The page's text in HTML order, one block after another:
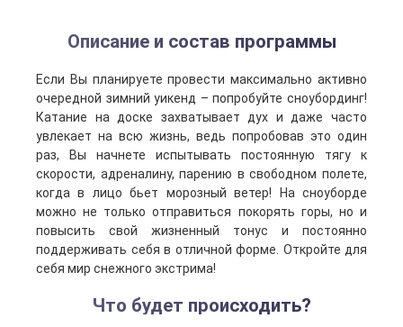
Описание и состав программы
Если Вы планируете провести максимально активно
очередной зимний уикенд – попробуйте сноубординг!
Катание на доске захватывает дух и даже часто
увлекает на всю жизнь, ведь попробовав это один
раз, Вы начнете испытывать постоянную тягу к
скорости, адреналину, парению в свободном полете,
когда в лицо бьет морозный ветер! На сноуборде
можно не только отправиться покорять горы, но и
повысить свой жизненный тонус и постоянно
поддерживать себя в отличной форме. Откройте для
себя мир снежного экстрима!
Что будет происходить?